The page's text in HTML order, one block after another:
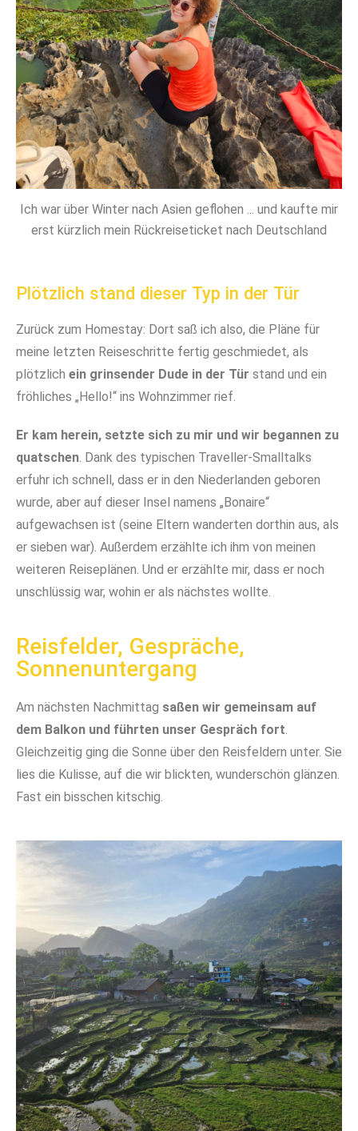
Ich war über Winter nach Asien geflohen ... und kaufte mir
erst kürzlich mein Rückreiseticket nach Deutschland
Plötzlich stand dieser Typ in der Tür
Zurück zum Homestay: Dort saß ich also, die Pläne für
meine letzten Reiseschritte fertig geschmiedet, als
plötzlich ein grinsender Dude in der Tür stand und ein
fröhliches „Hello!“ ins Wohnzimmer rief.
Er kam herein, setzte sich zu mir und wir begannen zu
quatschen. Dank des typischen Traveller-Smalltalks
erfuhr ich schnell, dass er in den Niederlanden geboren
wurde, aber auf dieser Insel namens „Bonaire“
aufgewachsen ist (seine Eltern wanderten dorthin aus, als
er sieben war). Außerdem erzählte ich ihm von meinen
weiteren Reiseplänen. Und er erzählte mir, dass er noch
unschlüssig war, wohin er als nächstes wollte.
Reisfelder, Gespräche,
Sonnenuntergang
Am nächsten Nachmittag saßen wir gemeinsam auf
dem Balkon und führten unser Gespräch fort.
Gleichzeitig ging die Sonne über den Reisfeldern unter. Sie
lies die Kulisse, auf die wir blickten, wunderschön glänzen.
Fast ein bisschen kitschig.